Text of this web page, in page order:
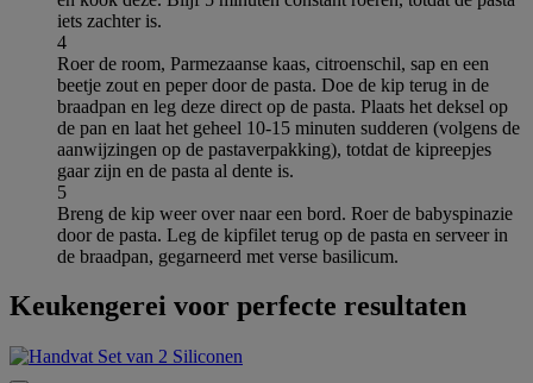
iets zachter is.
4
Roer de room, Parmezaanse kaas, citroenschil, sap en een
beetje zout en peper door de pasta. Doe de kip terug in de
braadpan en leg deze direct op de pasta. Plaats het deksel op
de pan en laat het geheel 10-15 minuten sudderen (volgens de
aanwijzingen op de pastaverpakking), totdat de kipreepjes
gaar zijn en de pasta al dente is.
5
Breng de kip weer over naar een bord. Roer de babyspinazie
door de pasta. Leg de kipfilet terug op de pasta en serveer in
de braadpan, gegarneerd met verse basilicum.
Keukengerei voor perfecte resultaten